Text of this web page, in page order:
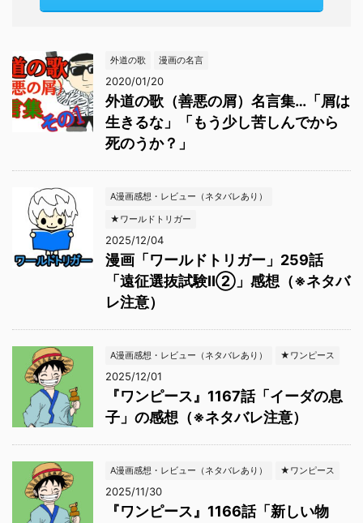
外道の歌 漫画の名言
2020/01/20
外道の歌（善悪の屑）名言集…「屑は
生きるな」「もう少し苦しんでから
死のうか？」
A漫画感想・レビュー（ネタバレあり）
★ワールドトリガー
2025/12/04
漫画「ワールドトリガー」259話
「遠征選抜試験Ⅱ②」感想（※ネタバ
レ注意）
A漫画感想・レビュー（ネタバレあり） ★ワンピース
2025/12/01
『ワンピース』1167話「イーダの息
子」の感想（※ネタバレ注意）
A漫画感想・レビュー（ネタバレあり） ★ワンピース
2025/11/30
『ワンピース』1166話「新しい物